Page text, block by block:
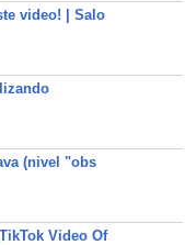
video! | Salo
(nivel "obs
Video Of